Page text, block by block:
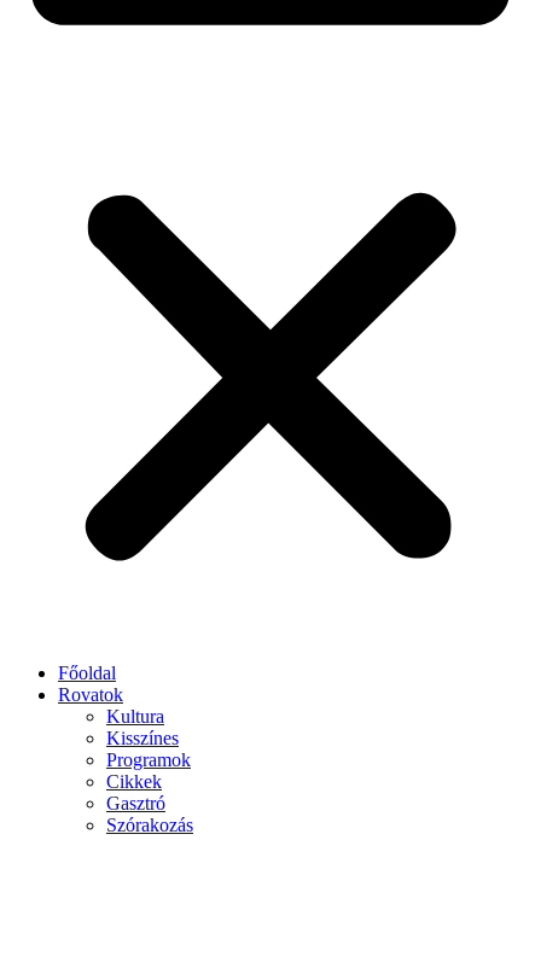
Főoldal
Rovatok
Kultura
Kisszínes
Programok
Cikkek
Gasztró
Szórakozás